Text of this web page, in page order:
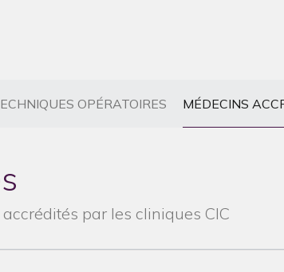
OPÉRATOIRES (CURRENT)
MÉDECINS
par les cliniques CIC